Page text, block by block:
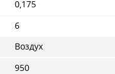
0,175
6
Воздух
950